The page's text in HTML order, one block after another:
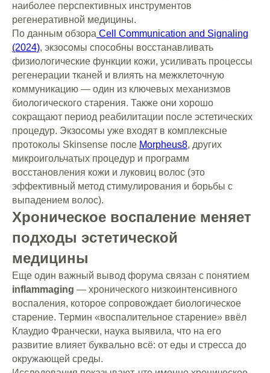
наиболее перспективных инструментов
регенеративной медицины.
По данным обзора Cell Communication and Signaling
(2024), экзосомы способны восстанавливать
физиологические функции кожи, усиливать процессы
регенерации тканей и влиять на межклеточную
коммуникацию — один из ключевых механизмов
биологического старения. Также они хорошо
сокращают период реабилитации после эстетических
процедур. Экзосомы уже входят в комплексные
протоколы Skinsense после Morpheus8, других
микроигольчатых процедур и программ
восстановления кожи и луковиц волос (это
эффективный метод стимулирования и борьбы с
выпадением волос).
Хроническое воспаление меняет
подходы эстетической
медицины
Еще один важный вывод форума связан с понятием
inflammaging — хронического низкоинтенсивного
воспаления, которое сопровождает биологическое
старение. Термин «воспалительное старение» ввёл
Клаудио Франчески, наука выявила, что на его
развитие влияет буквально всё: от еды и стресса до
окружающей среды.
согласие на обработку Персональных данных
и подтверждаю ознакомление
Крутите колесо!
Дарим бонусы клиентам
Введите номер телефона, привязанный к WhatsApp, чтобы
участвовать в розыгрыше! Бонусы действуют только
на первое посещение клиники